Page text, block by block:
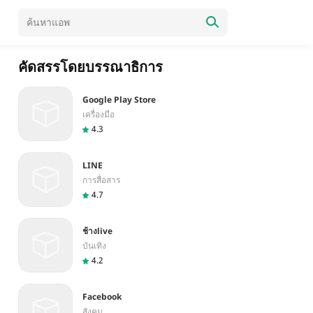
คัดสรรโดยบรรณาธิการ
Google Play Store
เครื่องมือ
4.3
LINE
การสื่อสาร
4.7
ช้างlive
บันเทิง
4.2
Facebook